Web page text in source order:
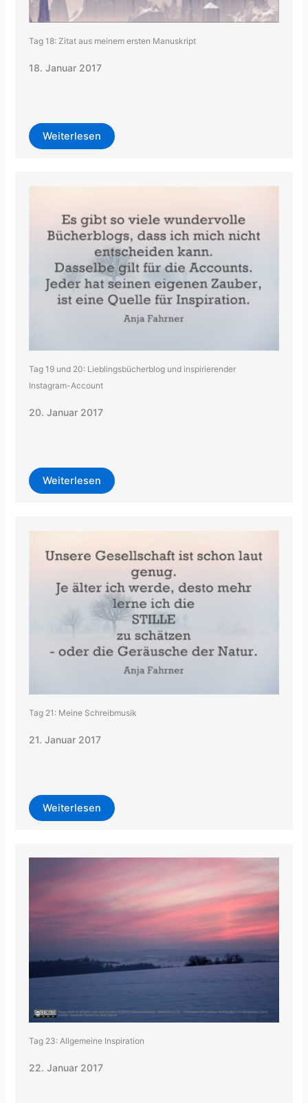
Tag 18: Zitat aus meinem ersten Manuskript
18. Januar 2017
Weiterlesen
Tag 19 und 20: Lieblingsbücherblog und inspirierender
Instagram-Account
20. Januar 2017
Weiterlesen
Tag 21: Meine Schreibmusik
21. Januar 2017
Weiterlesen
Tag 23: Allgemeine Inspiration
22. Januar 2017